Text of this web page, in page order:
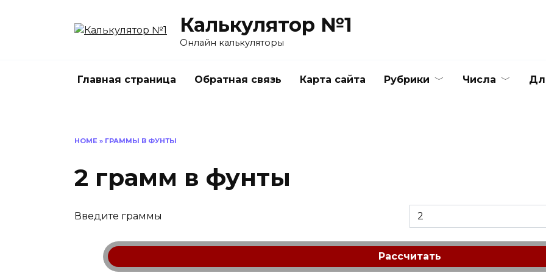
Калькулятор №1
Онлайн калькуляторы
Главная страница Обратная связь Карта сайта Рубрики Числа
HOME » ГРАММЫ В ФУНТЫ
2 грамм в фунты
Введите граммы
Рассчитать